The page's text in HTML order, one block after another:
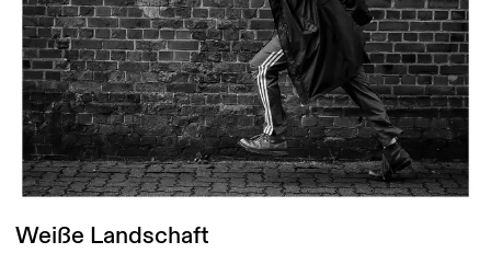
Weiße Landschaft